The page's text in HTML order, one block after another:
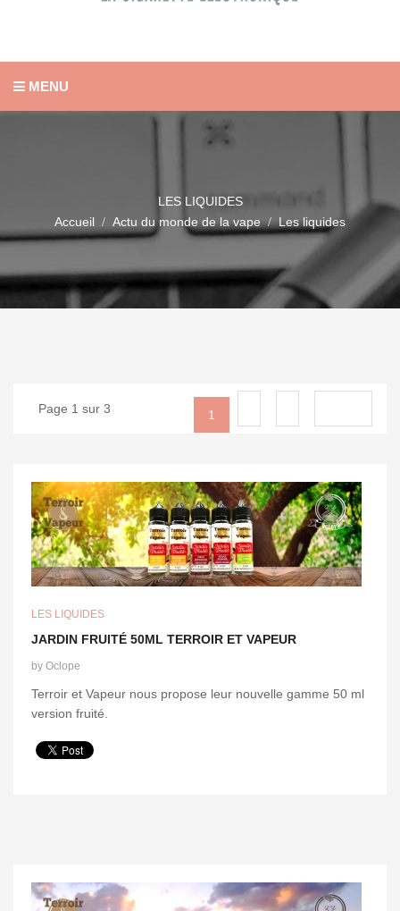
MENU
LES LIQUIDES
Accueil
Actu du monde de la vape Les liquides
1
Page 1 sur 3
LES LIQUIDES
JARDIN FRUITÉ 50ML TERROIR ET VAPEUR
by Oclope
Terroir et Vapeur nous propose leur nouvelle gamme 50 ml
version fruité.